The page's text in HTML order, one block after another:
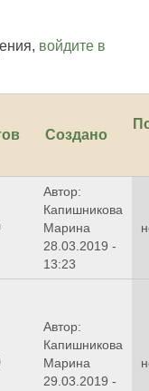
войдите в
Создано
Автор:
Капишникова
Марина
28.03.2019 -
13:23
Автор:
Капишникова
Марина
29.03.2019 -